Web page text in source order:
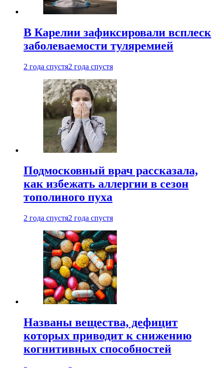
В Карелии зафиксировали всплеск
заболеваемости туляремией
2 года спустя2 года спустя
Подмосковный врач рассказала,
как избежать аллергии в сезон
тополиного пуха
2 года спустя2 года спустя
Названы вещества, дефицит
которых приводит к снижению
когнитивных способностей